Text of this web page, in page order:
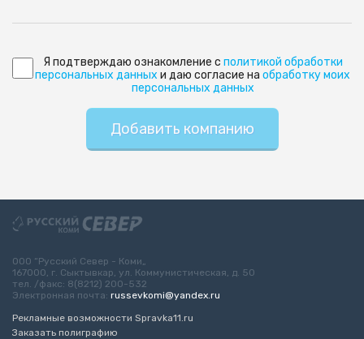
Я подтверждаю ознакомление с политикой обработки
персональных данных и даю согласие на обработку моих
персональных данных
Добавить компанию
ООО “Русский Север - Коми„
167000, г. Сыктывкар, ул. Коммунистическая, д. 50
тел. /факс: 8(8212) 200-532
Электронная почта: russevkomi@yandex.ru
Рекламные возможности Spravka11.ru
Заказать полиграфию